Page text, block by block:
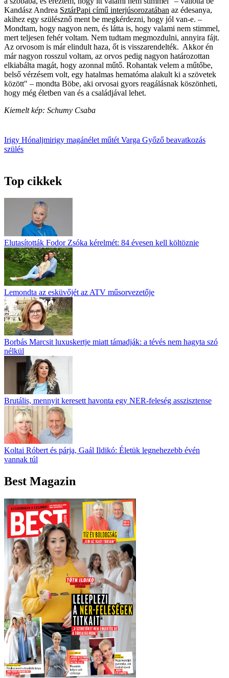
Kandász Andrea SztárPapi című interjúsorozatában az édesanya,
akihez egy szülésznő ment be megkérdezni, hogy jól van-e. –
Mondtam, hogy nagyon nem, és látta is, hogy valami nem stimmel,
mert teljesen fehér voltam. Nem tudtam megmozdulni, annyira fájt.
Az orvosom is már elindult haza, őt is visszarendelték. Akkor én
már nagyon rosszul voltam, az orvos pedig nagyon határozottan
elkiabálta magát, hogy azonnal műtő. Rohantak velem a műtőbe,
belső vérzésem volt, egy hatalmas hematóma alakult ki a szövetek
között" – mondta Böbe, aki orvosai gyors reagálásnak köszönheti,
hogy még életben van és a családjával lehet.
Kiemelt kép: Schumy Csaba
Irigy Hónaljmirigy magánélet műtét Varga Győző beavatkozás
szülés
Top cikkek
Elutasították Fodor Zsóka kérelmét: 84 évesen kell költöznie
Lemondta az esküvőjét az ATV műsorvezetője
Borbás Marcsit luxuskertje miatt támadják: a tévés nem hagyta szó
nélkül
Brutális, mennyit keresett havonta egy NER-feleség asszisztense
Koltai Róbert és párja, Gaál Ildikó: Életük legnehezebb évén
vannak túl
Best Magazin